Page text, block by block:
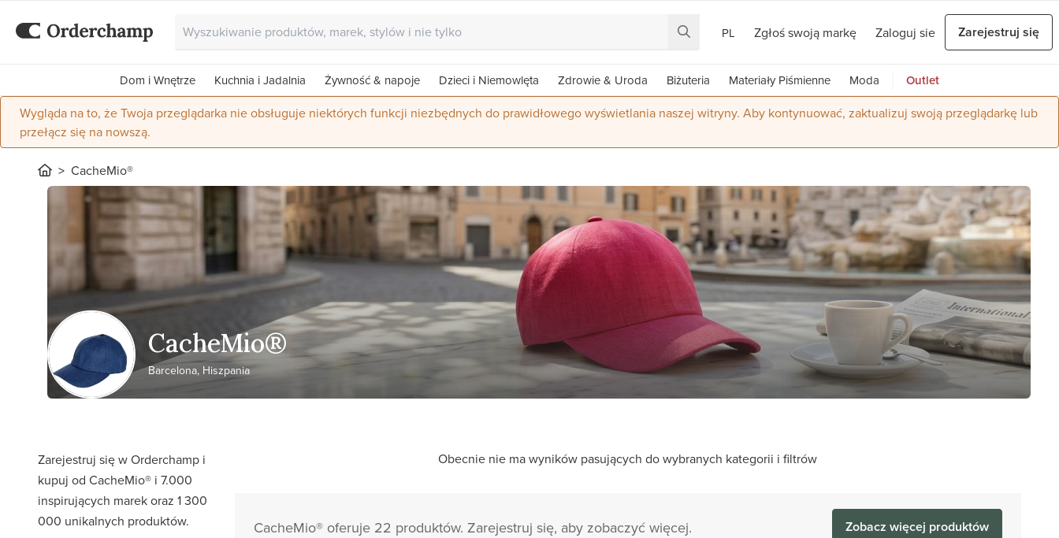
PL Zgłoś swoją markę Zaloguj sie Zarejestruj się
Dom i Wnętrze Kuchnia i Jadalnia Żywność & napoje Dzieci i Niemowlęta Zdrowie & Uroda Biżuteria Materiały Piśmienne Moda Outlet
Wygląda na to, że Twoja przeglądarka nie obsługuje niektórych funkcji niezbędnych do prawidłowego wyświetlania naszej witryny. Aby kontynuować, zaktualizuj swoją przeglądarkę lub
przełącz się na nowszą.
CacheMio®
CacheMio®
Barcelona, Hiszpania
Zarejestruj się w Orderchamp i
kupuj od CacheMio® i 7.000
inspirujących marek oraz 1 300
000 unikalnych produktów.
Obecnie nie ma wyników pasujących do wybranych kategorii i filtrów
CacheMio® oferuje 22 produktów. Zarejestruj się, aby zobaczyć więcej. Zobacz więcej produktów